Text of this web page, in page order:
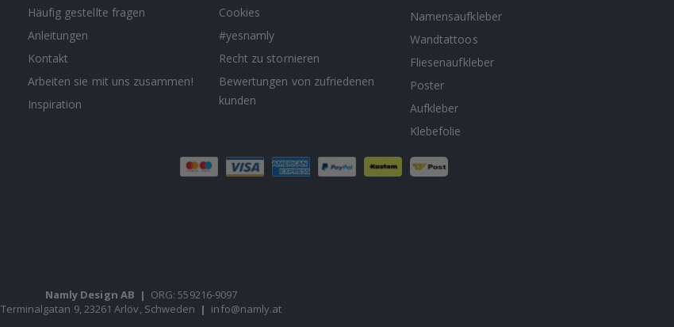
Häufig gestellte fragen
Anleitungen
Kontakt
Arbeiten sie mit uns zusammen!
Inspiration
Cookies
#yesnamly
Recht zu stornieren
Bewertungen von zufriedenen
kunden
Namensaufkleber
Wandtattoos
Fliesenaufkleber
Poster
Aufkleber
Klebefolie
Namly Design AB | ORG: 559216-9097
Terminalgatan 9, 23261 Arlöv, Schweden | info@namly.at